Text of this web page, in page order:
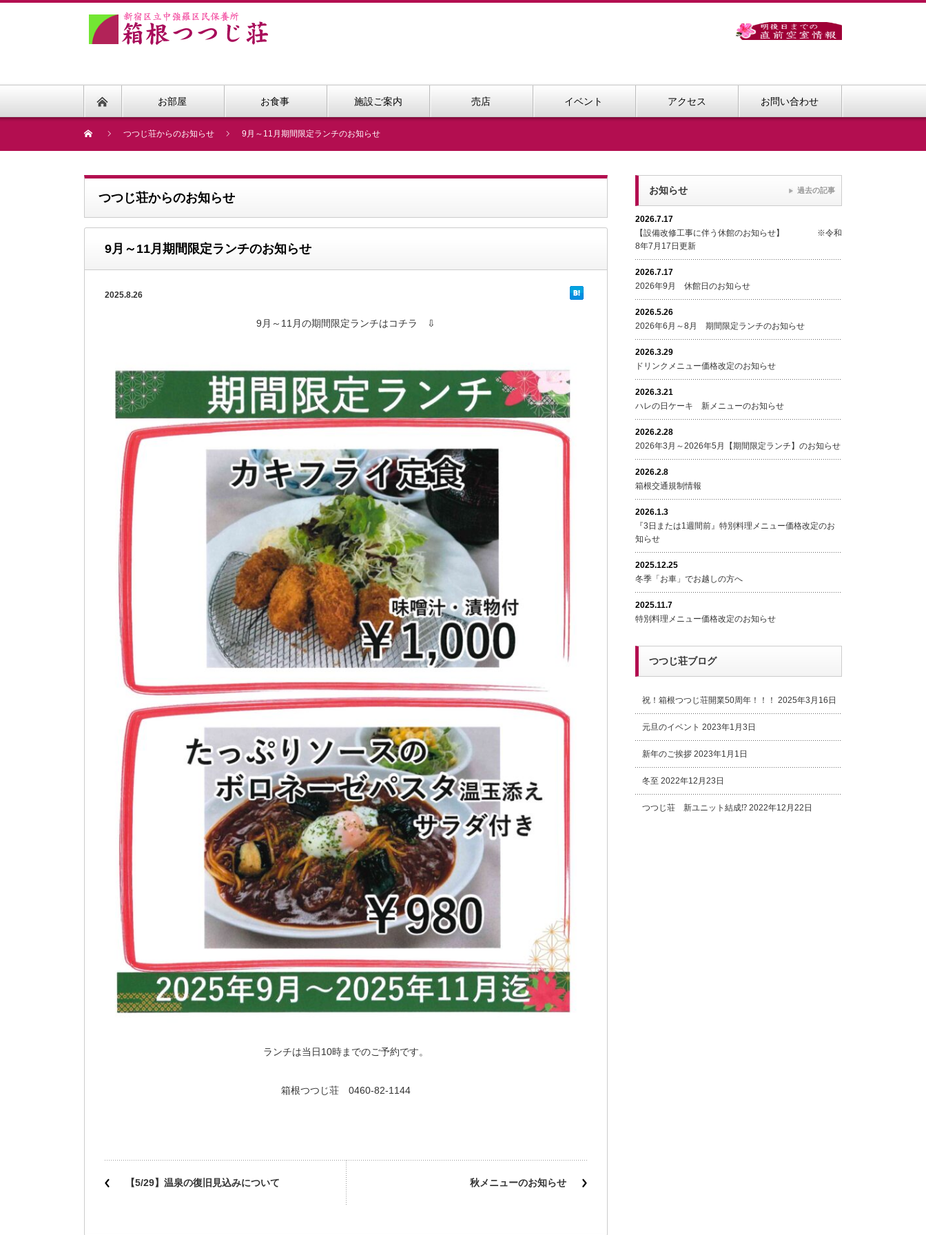
お部屋 お食事 施設ご案内 売店 イベント アクセス お問い合わせ
つつじ荘からのお知らせ 9月～11月期間限定ランチのお知らせ
つつじ荘からのお知らせ
9月～11月期間限定ランチのお知らせ
2025.8.26
9月～11月の期間限定ランチはコチラ ⇩
ランチは当日10時までのご予約です。
箱根つつじ荘 0460-82-1144
【5/29】温泉の復旧見込みについて 秋メニューのお知らせ
お知らせ
2026.7.17
【設備改修工事に伴う休館のお知らせ】 ※令和
8年7月17日更新
2026.7.17
2026年9月 休館日のお知らせ
2026.5.26
2026年6月～8月 期間限定ランチのお知らせ
2026.3.29
ドリンクメニュー価格改定のお知らせ
2026.3.21
ハレの日ケーキ 新メニューのお知らせ
2026.2.28
2026年3月～2026年5月【期間限定ランチ】のお知らせ
2026.2.8
箱根交通規制情報
2026.1.3
『3日または1週間前』特別料理メニュー価格改定のお
知らせ
2025.12.25
冬季「お車」でお越しの方へ
2025.11.7
特別料理メニュー価格改定のお知らせ
過去の記事
つつじ荘ブログ
祝！箱根つつじ荘開業50周年！！！ 2025年3月16日
元旦のイベント 2023年1月3日
新年のご挨拶 2023年1月1日
冬至 2022年12月23日
つつじ荘 新ユニット結成⁉ 2022年12月22日